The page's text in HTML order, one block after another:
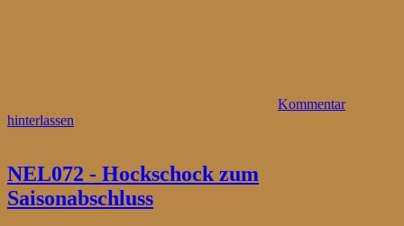
Kommentar
hinterlassen
NEL072 - Hockschock zum
Saisonabschluss